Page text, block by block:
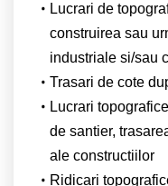
Lucrari de
construirea sau
industriale si/sau
Trasari de cote
Lucrari
de santier,
ale constructiilor
Ridicari